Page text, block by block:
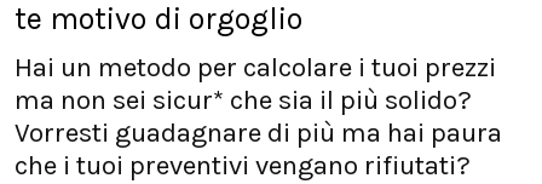
te motivo di orgoglio
Hai un metodo per calcolare i tuoi prezzi
ma non sei sicur* che sia il più solido?
Vorresti guadagnare di più ma hai paura
che i tuoi preventivi vengano rifiutati?